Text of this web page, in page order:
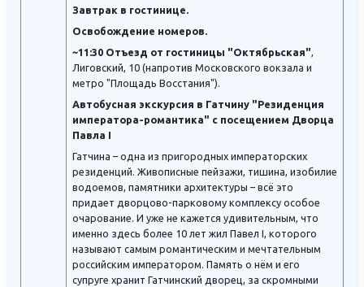
Завтрак в гостинице.
Освобождение номеров.
~11:30 Отъезд от гостиницы "Октябрьская",
Лиговский, 10 (напротив Московского вокзала и
метро "Площадь Восстания").
Автобусная экскурсия в Гатчину "Резиденция
императора-романтика" с посещением Дворца
Павла I
Гатчина – одна из пригородных императорских
резиденций. Живописные пейзажи, тишина, изобилие
водоемов, памятники архитектуры – всё это
придает дворцово-парковому комплексу особое
очарование. И уже не кажется удивительным, что
именно здесь более 10 лет жил Павел I, которого
называют самым романтическим и мечтательным
российским императором. Память о нём и его
супруге хранит Гатчинский дворец, за скромными